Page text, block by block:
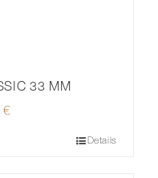
33 MM
€
Details